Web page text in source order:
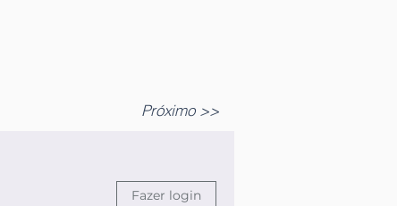
Próximo >>
Fazer login